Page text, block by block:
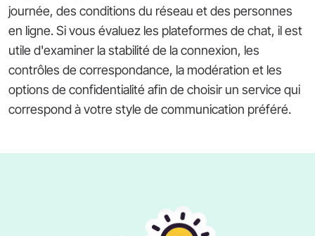
journée, des conditions du réseau et des personnes
en ligne. Si vous évaluez les plateformes de chat, il est
utile d'examiner la stabilité de la connexion, les
contrôles de correspondance, la modération et les
options de confidentialité afin de choisir un service qui
correspond à votre style de communication préféré.